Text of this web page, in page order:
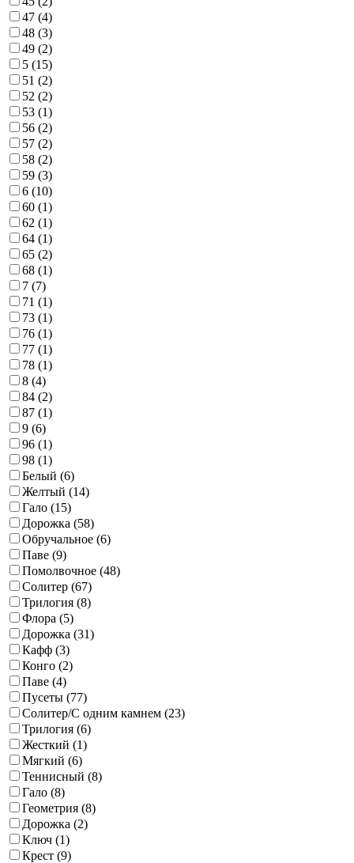
47 (4)
48 (3)
49 (2)
5 (15)
51 (2)
52 (2)
53 (1)
56 (2)
57 (2)
58 (2)
59 (3)
6 (10)
60 (1)
62 (1)
64 (1)
65 (2)
68 (1)
7 (7)
71 (1)
73 (1)
76 (1)
77 (1)
78 (1)
8 (4)
84 (2)
87 (1)
9 (6)
96 (1)
98 (1)
Белый (6)
Желтый (14)
Гало (15)
Дорожка (58)
Обручальное (6)
Паве (9)
Помолвочное (48)
Солитер (67)
Трилогия (8)
Флора (5)
Дорожка (31)
Кафф (3)
Конго (2)
Паве (4)
Пусеты (77)
Солитер/С одним камнем (23)
Трилогия (6)
Жесткий (1)
Мягкий (6)
Теннисный (8)
Гало (8)
Геометрия (8)
Дорожка (2)
Ключ (1)
Крест (9)